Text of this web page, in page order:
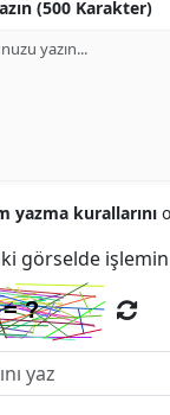
(500 Karakter)
yazma kurallarını
görselde